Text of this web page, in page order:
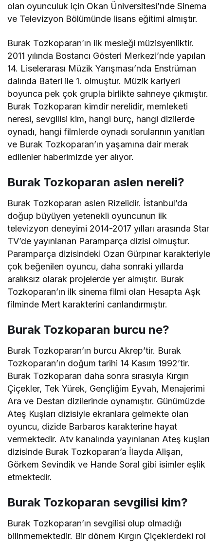
olan oyunculuk için Okan Üniversitesi’nde Sinema
ve Televizyon Bölümünde lisans eğitimi almıştır.
Burak Tozkoparan’ın ilk mesleği müzisyenliktir.
2011 yılında Bostancı Gösteri Merkezi’nde yapılan
14. Liselerarası Müzik Yarışması’nda Enstrüman
dalında Bateri ile 1. olmuştur. Müzik kariyeri
boyunca pek çok grupla birlikte sahneye çıkmıştır.
Burak Tozkoparan kimdir nerelidir, memleketi
neresi, sevgilisi kim, hangi burç, hangi dizilerde
oynadı, hangi filmlerde oynadı sorularının yanıtları
ve Burak Tozkoparan’ın yaşamına dair merak
edilenler haberimizde yer alıyor.
Burak Tozkoparan aslen nereli?
Burak Tozkoparan aslen Rizelidir. İstanbul’da
doğup büyüyen yetenekli oyuncunun ilk
televizyon deneyimi 2014-2017 yılları arasında Star
TV’de yayınlanan Paramparça dizisi olmuştur.
Paramparça dizisindeki Ozan Gürpınar karakteriyle
çok beğenilen oyuncu, daha sonraki yıllarda
aralıksız olarak projelerde yer almıştır. Burak
Tozkoparan’ın ilk sinema filmi olan Hesapta Aşk
filminde Mert karakterini canlandırmıştır.
Burak Tozkoparan burcu ne?
Burak Tozkoparan’ın burcu Akrep’tir. Burak
Tozkoparan’ın doğum tarihi 14 Kasım 1992’tir.
Burak Tozkoparan daha sonra sırasıyla Kırgın
Çiçekler, Tek Yürek, Gençliğim Eyvah, Menajerimi
Ara ve Destan dizilerinde oynamıştır. Günümüzde
Ateş Kuşları dizisiyle ekranlara gelmekte olan
oyuncu, dizide Barbaros karakterine hayat
vermektedir. Atv kanalında yayınlanan Ateş kuşları
dizisinde Burak Tozkoparan’a İlayda Alişan,
Görkem Sevindik ve Hande Soral gibi isimler eşlik
etmektedir.
Burak Tozkoparan sevgilisi kim?
Burak Tozkoparan’ın sevgilisi olup olmadığı
bilinmemektedir. Bir dönem Kırgın Çiçeklerdeki rol